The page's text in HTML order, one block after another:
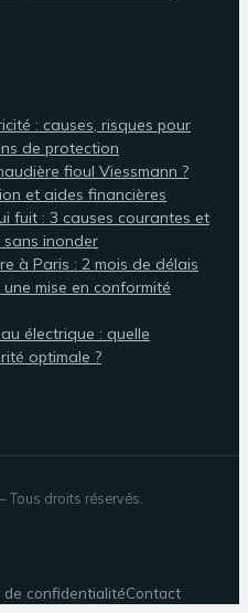
: causes, risques pour
de protection
fioul Viessmann ?
et aides financières
fuit : 3 causes courantes et
inonder
à Paris : 2 mois de délais
mise en conformité
électrique : quelle
optimale ?
Tous droits réservés.
de confidentialitéContact